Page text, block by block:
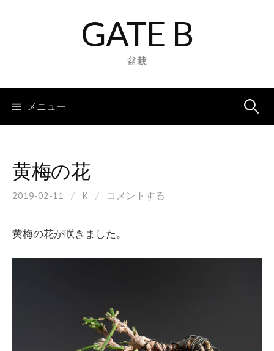
キ
GATE B
盆栽
メニュー 検
黄梅の花
2019-02-11 / K / コメントする
黄梅の花が咲きました。